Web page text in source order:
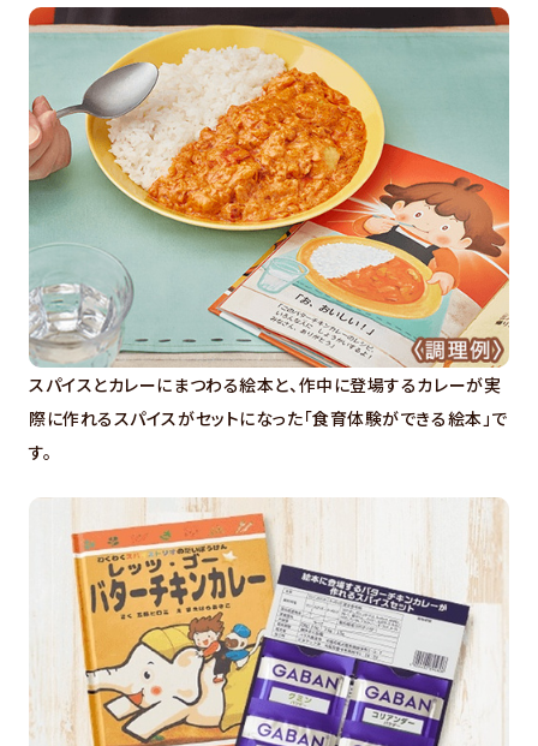
スパイスとカレーにまつわる絵本と、作中に登場するカレーが実
際に作れるスパイスがセットになった「食育体験ができる絵本」で
す。